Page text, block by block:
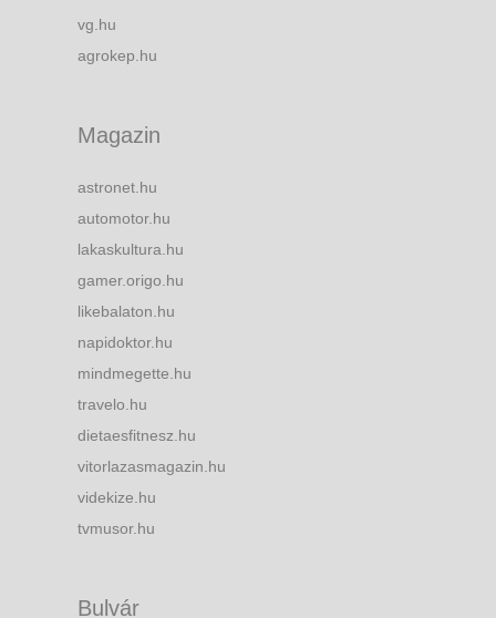
vg.hu
agrokep.hu
Magazin
astronet.hu
automotor.hu
lakaskultura.hu
gamer.origo.hu
likebalaton.hu
napidoktor.hu
mindmegette.hu
travelo.hu
dietaesfitnesz.hu
vitorlazasmagazin.hu
videkize.hu
tvmusor.hu
Bulvár